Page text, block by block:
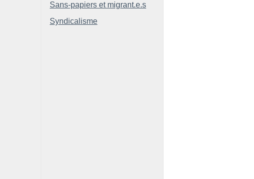
Sans-papiers et migrant.e.s
Syndicalisme